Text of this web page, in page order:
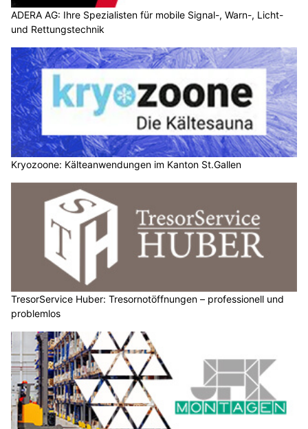
ADERA AG: Ihre Spezialisten für mobile Signal-, Warn-, Licht-
und Rettungstechnik
Kryozoone: Kälteanwendungen im Kanton St.Gallen
TresorService Huber: Tresornotöffnungen – professionell und
problemlos